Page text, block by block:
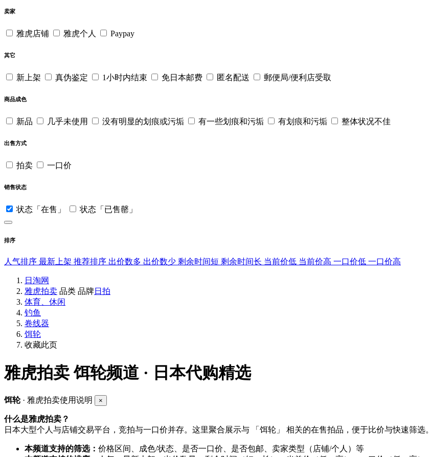
卖家
雅虎店铺 雅虎个人 Paypay
其它
新上架 真伪鉴定 1小时内结束 免日本邮费 匿名配送 郵便局/便利店受取
商品成色
新品 几乎未使用 没有明显的划痕或污垢 有一些划痕和污垢 有划痕和污垢 整体状况不佳
出售方式
拍卖 一口价
销售状态
状态「在售」 状态「已售罄」
排序
人气排序 最新上架 推荐排序 出价数多 出价数少 剩余时间短 剩余时间长 当前价低 当前价高 一口价低 一口价高
日淘网
雅虎拍卖 品类 品牌日拍
体育、休闲
钓鱼
卷线器
饵轮
收藏此页
雅虎拍卖饵轮频道 · 日本代购精选
饵轮· 雅虎拍卖使用说明 ×
什么是雅虎拍卖？
日本大型个人与店铺交易平台，竞拍与一口价并存。这里聚合展示与 「饵轮」 相关的在售拍品，便于比价与快速筛选。
本频道支持的筛选： 价格区间、成色/状态、是否一口价、是否包邮、卖家类型（店铺/个人）等